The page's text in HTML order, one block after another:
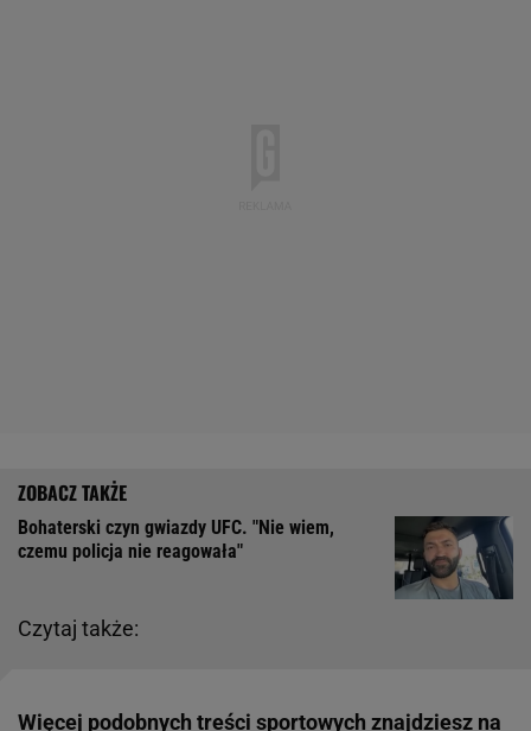
Czytaj także:
Bohaterski czyn gwiazdy UFC. "Nie wiem,
czemu policja nie reagowała"
Więcej podobnych treści sportowych znajdziesz na